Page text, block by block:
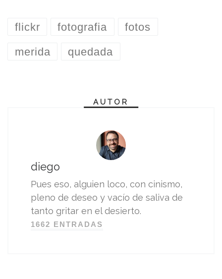
flickr fotografia fotos
merida quedada
AUTOR
diego
Pues eso, alguien loco, con cinismo,
pleno de deseo y vacío de saliva de
tanto gritar en el desierto.
1662 ENTRADAS